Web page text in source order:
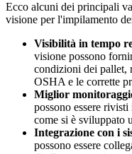
Ecco alcuni dei principali
visione per l'impilamento
Visibilità in tempo
visione possono
condizioni dei pallet,
OSHA e le corrette
Miglior
possono essere
come si è sviluppato
Integrazione con i
possono essere